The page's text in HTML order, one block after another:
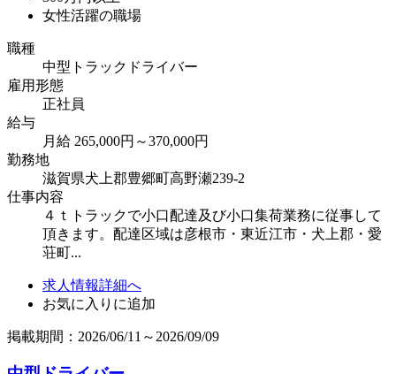
女性活躍の職場
職種
中型トラックドライバー
雇用形態
正社員
給与
月給 265,000円～370,000円
勤務地
滋賀県犬上郡豊郷町高野瀬239-2
仕事内容
４ｔトラックで小口配達及び小口集荷業務に従事して
頂きます。配達区域は彦根市・東近江市・犬上郡・愛
荘町...
求人情報詳細へ
お気に入りに追加
掲載期間：2026/06/11～2026/09/09